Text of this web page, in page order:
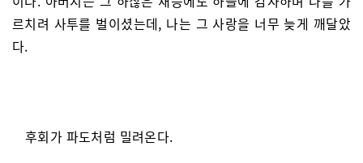
르치려 사투를 벌이셨는데, 나는 그 사랑을 너무 늦게 깨달았
다.
후회가 파도처럼 밀려온다.